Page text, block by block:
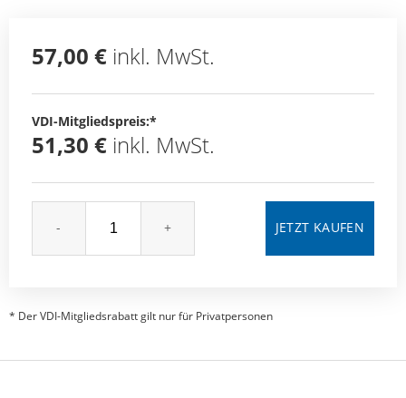
57,00 € inkl. MwSt.
VDI-Mitgliedspreis:*
51,30 € inkl. MwSt.
- +
* Der VDI-Mitgliedsrabatt gilt nur für Privatpersonen